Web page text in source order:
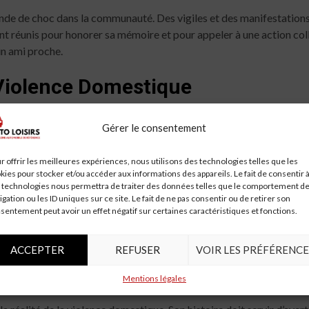
Gérer le consentement
offrir les meilleures expériences, nous utilisons des technologies telles que les
pour stocker et/ou accéder aux informations des appareils. Le fait de consentir à
technologies nous permettra de traiter des données telles que le comportement de
ou les ID uniques sur ce site. Le fait de ne pas consentir ou de retirer son
peut avoir un effet négatif sur certaines caractéristiques et fonctions.
ACCEPTER REFUSER VOIR LES
Mentions légales
de choc dans la communauté. Des vigiles et des
réunis pour honorer sa mémoire et pour appeler à une action
ami proche.
Domestique
non seulement pour les victimes, mais aussi pour leurs
touchées chaque année, et beaucoup d’entre elles ne
d’aide.
de Violence Domestique
violence domestique et de fournir des ressources aux victimes.
Les organisations locales et nationales jouent